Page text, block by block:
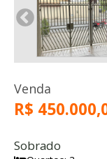
Venda
R$
Sobrado